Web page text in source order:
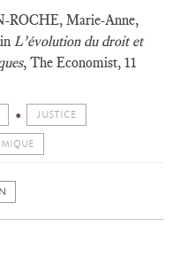
ROCHE, Marie-Anne,
L’évolution du droit et
, The Economist, 11
JUSTICE